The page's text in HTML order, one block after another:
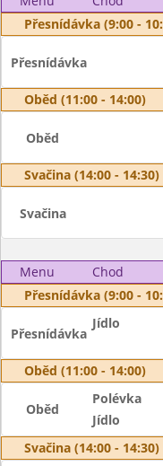
Přesnídávka (9:00 -
Přesnídávka
Oběd (11:00 - 14:00)
Oběd
Svačina (14:00 - 14:30)
Svačina
Menu Chod
Přesnídávka (9:00 -
Přesnídávka
Jídlo
Oběd (11:00 - 14:00)
Oběd
Polévka
Jídlo
Svačina (14:00 - 14:30)